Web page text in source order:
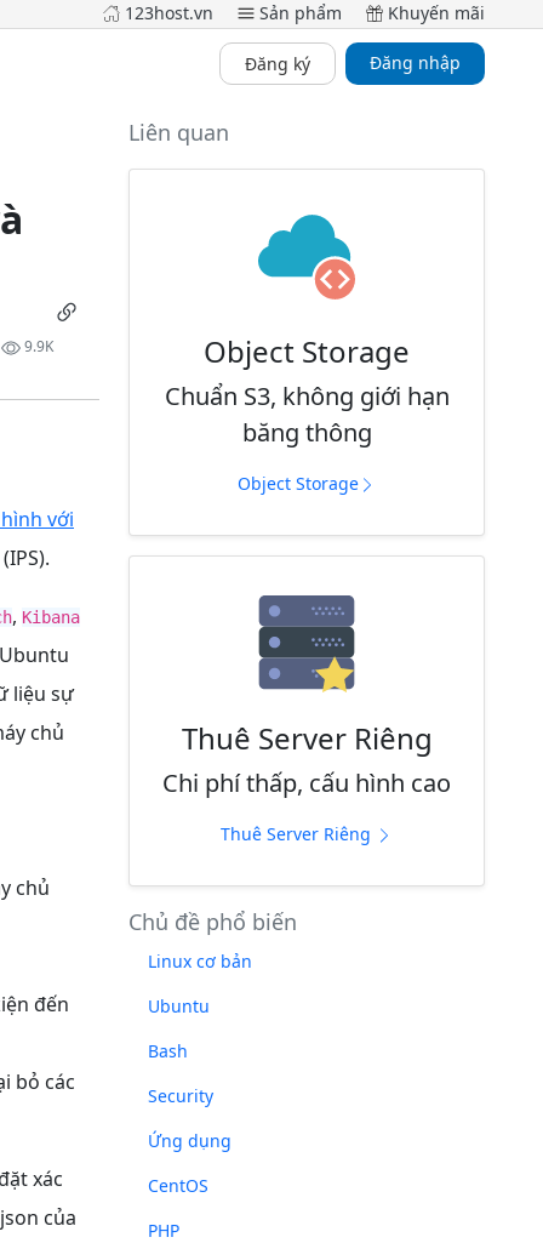
123host.vn Sản phẩm Khuyến mãi
Đăng ký Đăng nhập
9.9K
với
, Kibana
liệu sự
chủ
chủ
đến
bỏ các
xác
của
Liên quan
Object Storage
Chuẩn S3, không giới hạn
băng thông
Object Storage
Thuê Server Riêng
Chi phí thấp, cấu hình cao
Thuê Server Riêng
Chủ đề phổ biến
Linux cơ bản
Ubuntu
Bash
Security
Ứng dụng
CentOS
PHP